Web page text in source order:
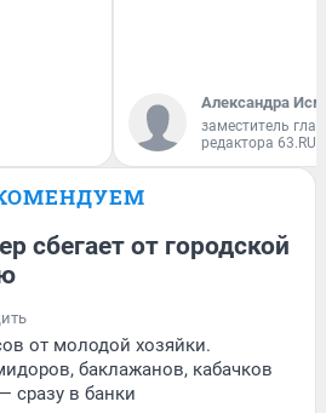
Александра
заместитель
редактора 63.RU
сбегает от городской
от молодой хозяйки.
баклажанов, кабачков
сразу в банки